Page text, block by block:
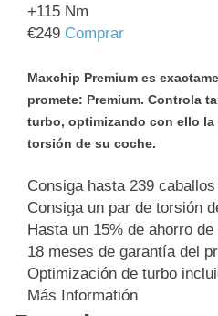
+115 Nm
€249 Comprar
Maxchip Premium es
promete: Premium. Controla
turbo, optimizando con ello la
torsión de su coche.
Consiga hasta 239
Consiga un par de torsión
Hasta un 15% de ahorro
18 meses de garantía del
Optimización de turbo
Más Informatión